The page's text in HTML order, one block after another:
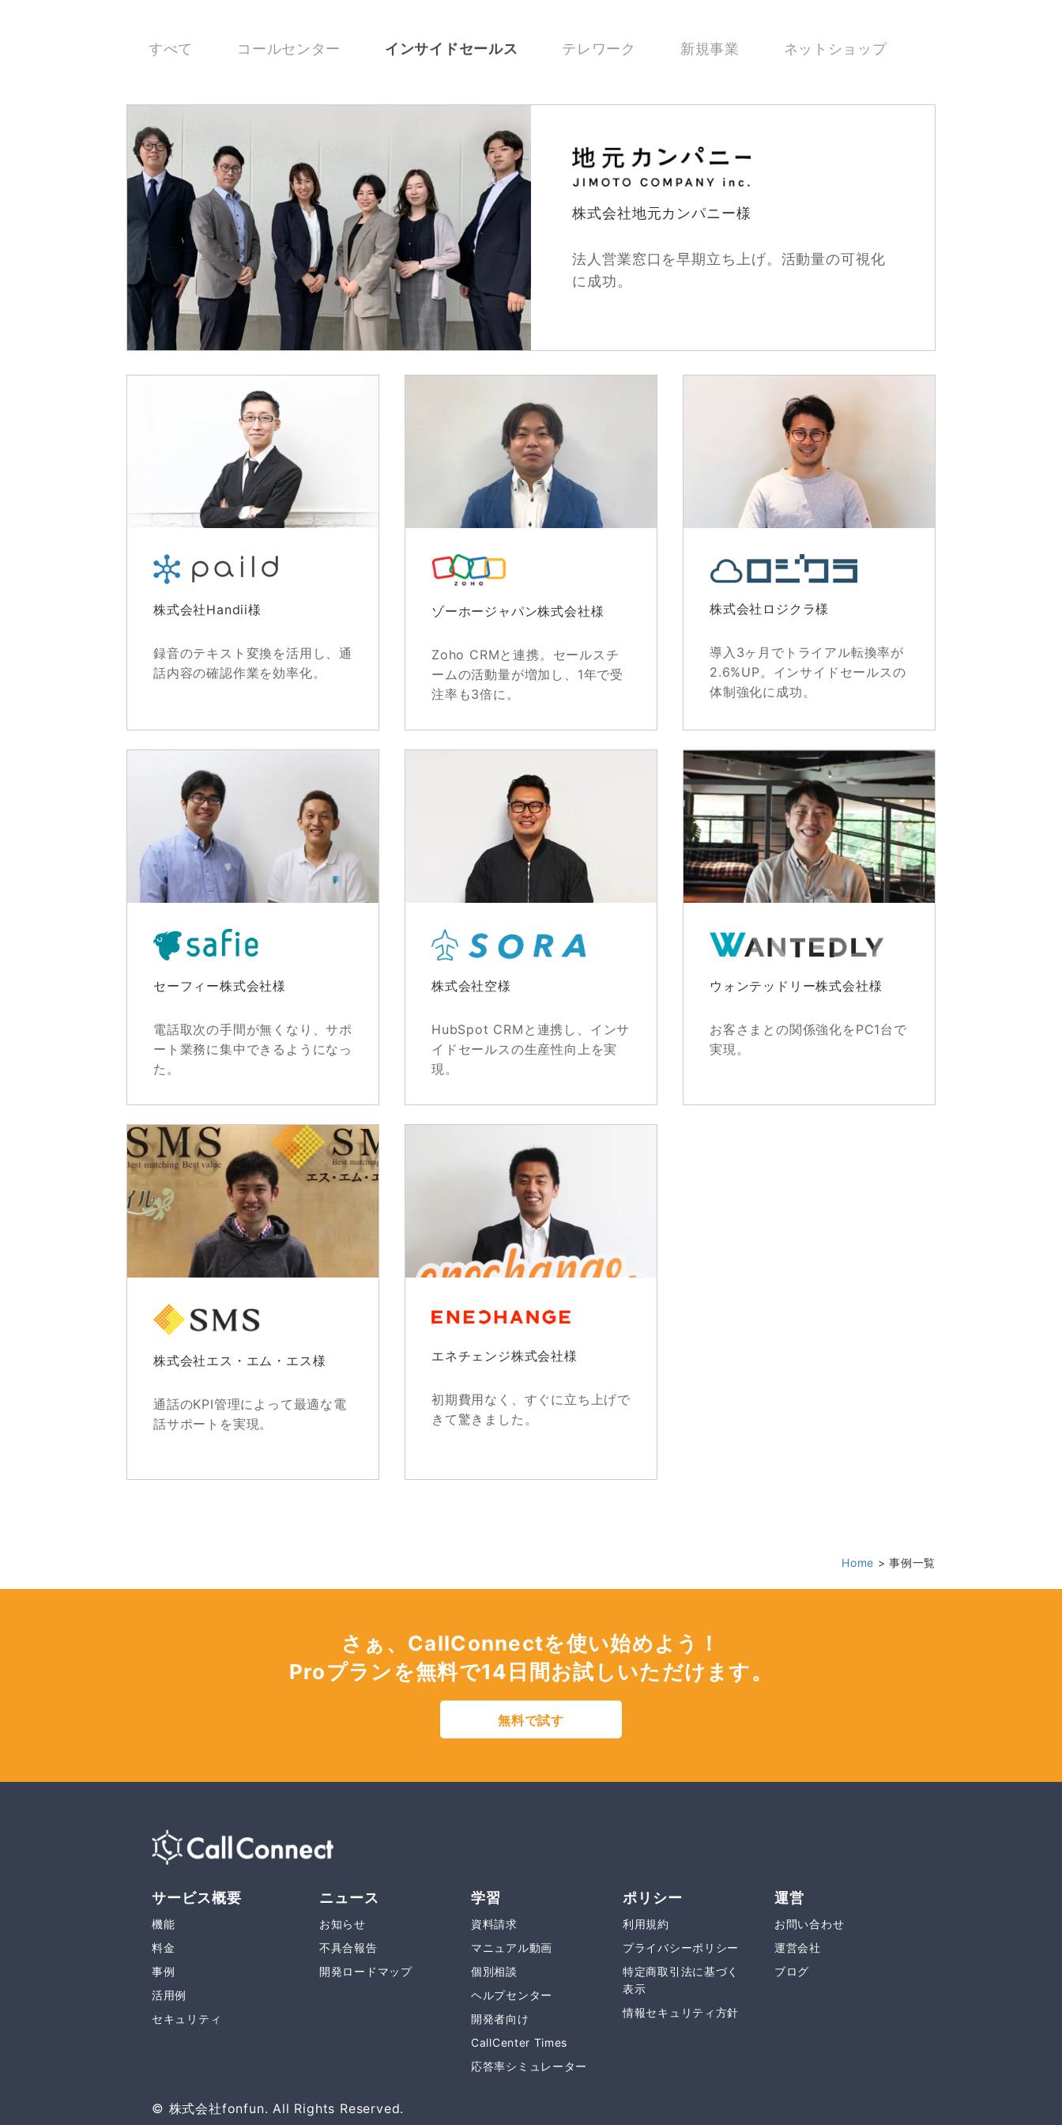
すべて コールセンター インサイドセールス テレワーク 新規事業 ネットショップ
株式会社地元カンパニー様
法人営業窓口を早期立ち上げ。活動量の可視化
に成功。
株式会社Handii様
録音のテキスト変換を活用し、通
話内容の確認作業を効率化。
ゾーホージャパン株式会社様
Zoho CRMと連携。セールスチ
ームの活動量が増加し、1年で受
注率も3倍に。
株式会社ロジクラ様
導入3ヶ月でトライアル転換率が
2.6%UP。インサイドセールスの
体制強化に成功。
セーフィー株式会社様
電話取次の手間が無くなり、サポ
ート業務に集中できるようになっ
た。
株式会社空様
HubSpot CRMと連携し、インサ
イドセールスの生産性向上を実
現。
ウォンテッドリー株式会社様
お客さまとの関係強化をPC1台で
実現。
株式会社エス・エム・エス様
通話のKPI管理によって最適な電
話サポートを実現。
エネチェンジ株式会社様
初期費用なく、すぐに立ち上げで
きて驚きました。
Home 事例一覧
さぁ、CallConnectを使い始めよう！
Proプランを無料で14日間お試しいただけます。
無料で試す
サービス概要
機能
料金
事例
活用例
セキュリティ
ニュース
お知らせ
不具合報告
開発ロードマップ
学習
資料請求
マニュアル動画
個別相談
ヘルプセンター
開発者向け
CallCenter Times
応答率シミュレーター
ポリシー
利用規約
プライバシーポリシー
特定商取引法に基づく
表示
情報セキュリティ方針
運営
お問い合わせ
運営会社
ブログ
© 株式会社fonfun. All Rights Reserved.